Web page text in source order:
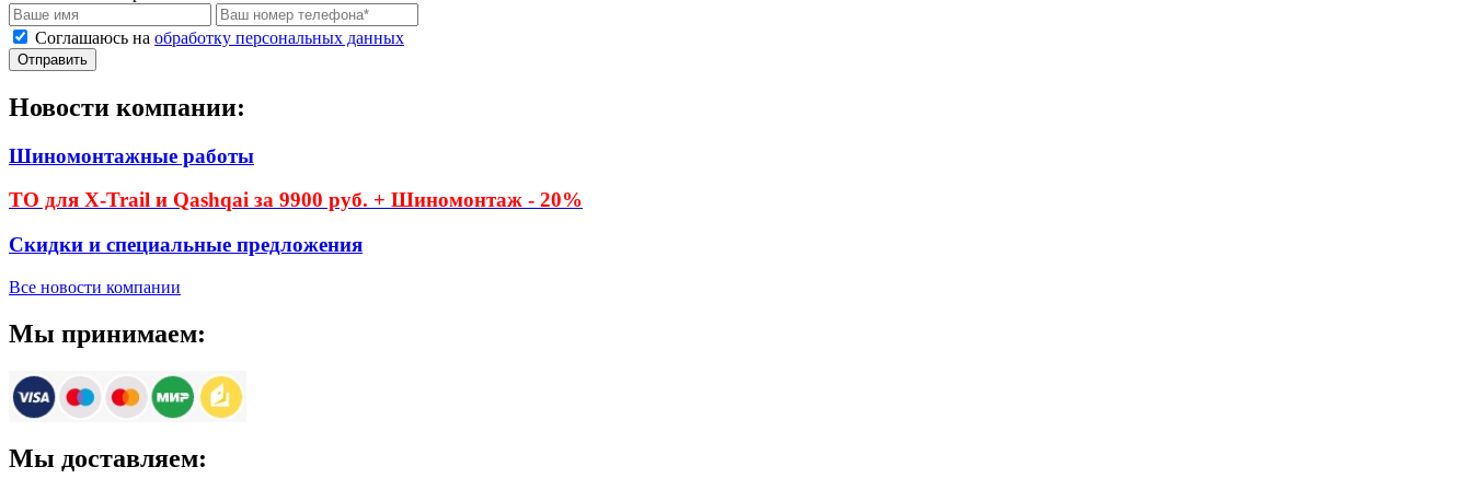
Соглашаюсь на обработку персональных данных
Новости компании:
Шиномонтажные работы
ТО для X-Trail и Qashqai за 9900 руб. + Шиномонтаж - 20%
Скидки и специальные предложения
Все новости компании
Мы принимаем:
Мы доставляем: